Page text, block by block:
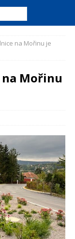
na Mořinu je
Mořinu